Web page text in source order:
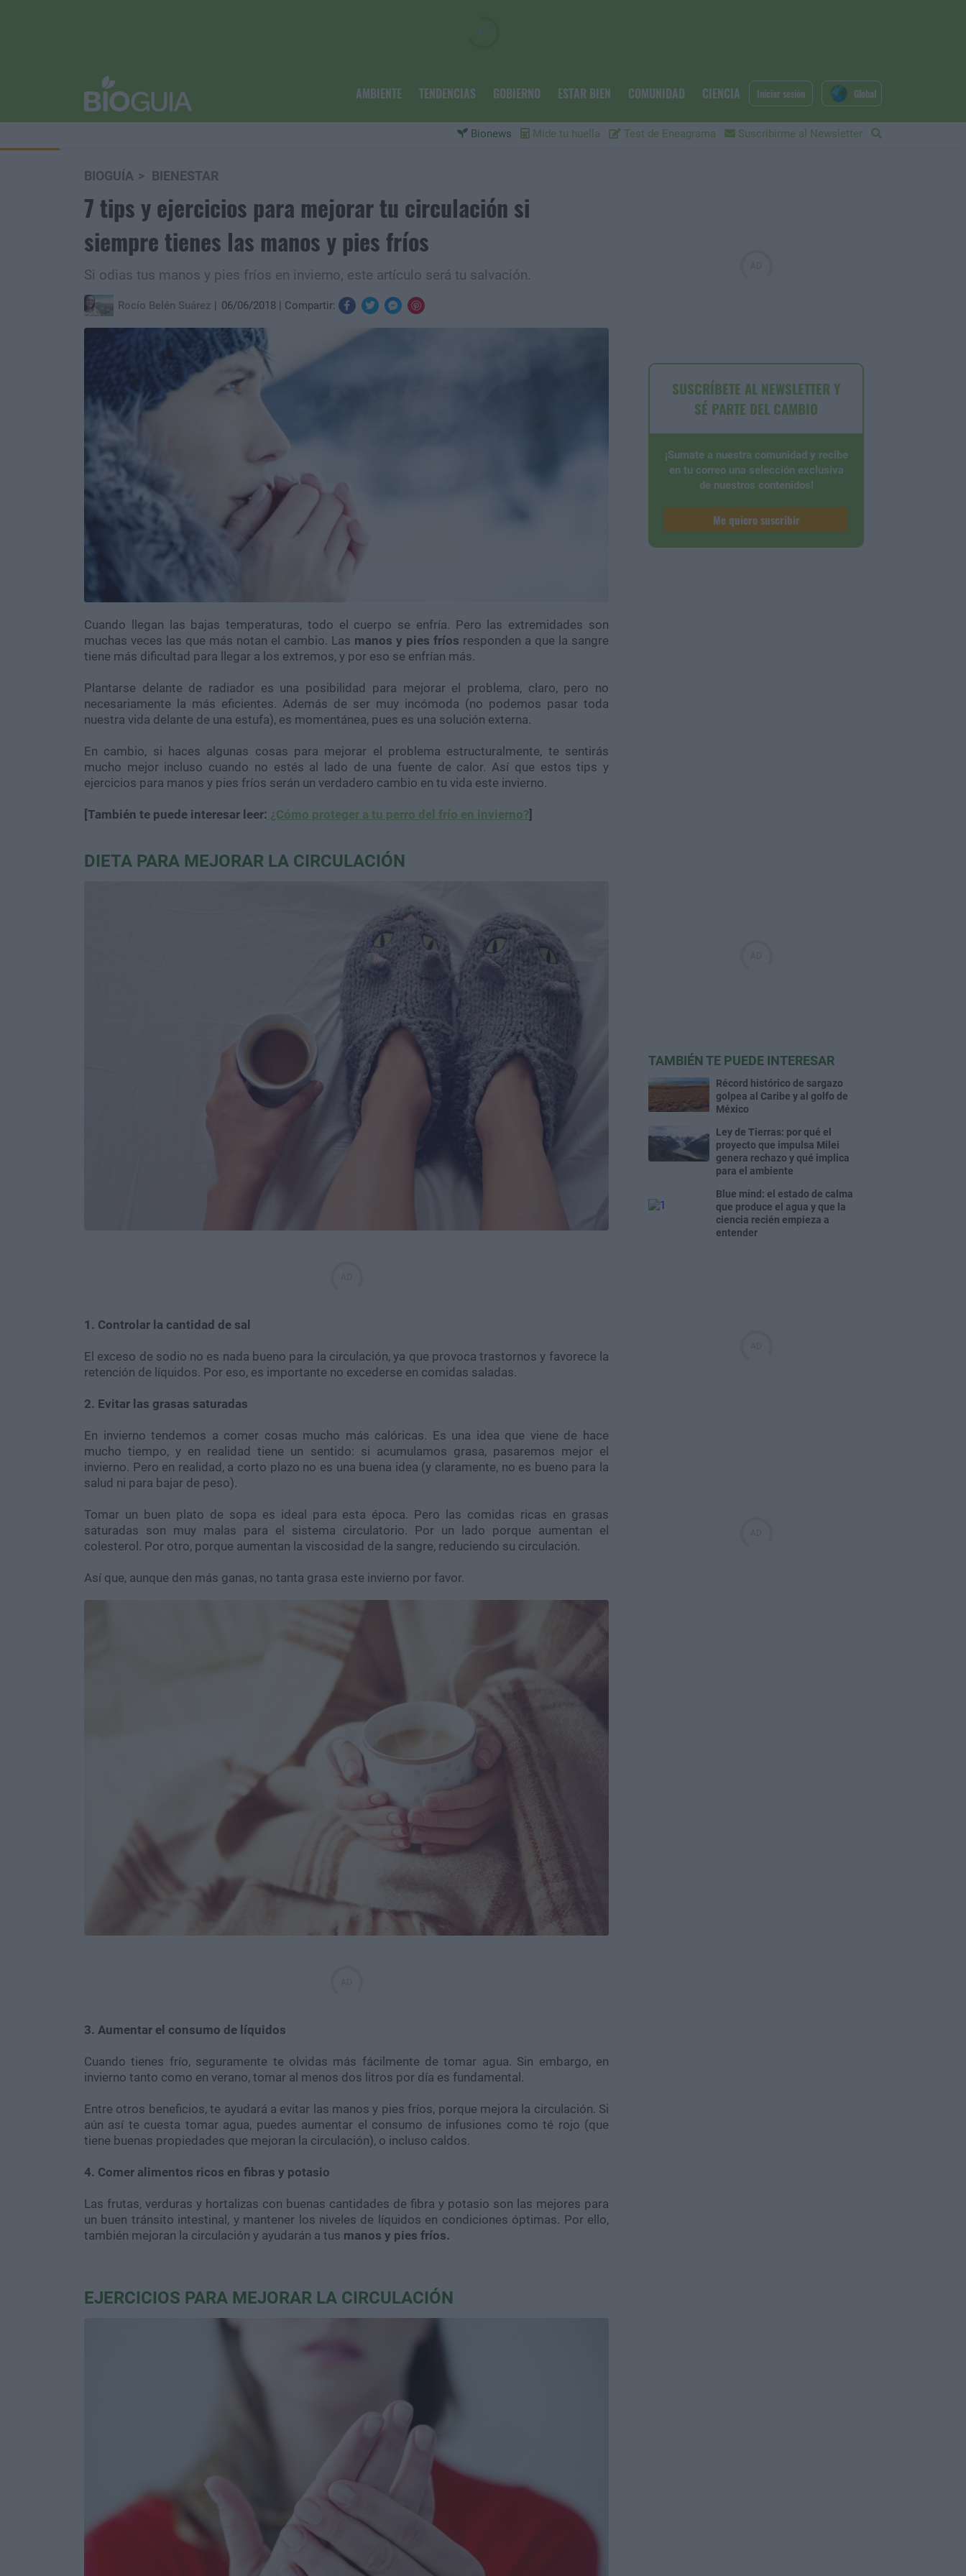
AMBIENTE TENDENCIAS GOBIERNO ESTAR BIEN COMUNIDAD CIENCIA
Bionews Mide tu huella Test de Eneagrama Suscribirme al Newsletter
Iniciar sesión Global
BIOGUÍA BIENESTAR
7 tips y ejercicios para mejorar tu circulación si
siempre tienes las manos y pies fríos
Si odias tus manos y pies fríos en invierno, este artículo será tu salvación.
Rocío Belén Suárez 06/06/2018 Compartir:
Cuando llegan las bajas temperaturas, todo el cuerpo se enfría. Pero las extremidades son
muchas veces las que más notan el cambio. Las manos y pies fríos responden a que la sangre
tiene más dificultad para llegar a los extremos, y por eso se enfrían más.
Plantarse delante de radiador es una posibilidad para mejorar el problema, claro, pero no
necesariamente la más eficientes. Además de ser muy incómoda (no podemos pasar toda
nuestra vida delante de una estufa), es momentánea, pues es una solución externa.
En cambio, si haces algunas cosas para mejorar el problema estructuralmente, te sentirás
mucho mejor incluso cuando no estés al lado de una fuente de calor. Así que estos tips y
ejercicios para manos y pies fríos serán un verdadero cambio en tu vida este invierno.
[También te puede interesar leer: ¿Cómo proteger a tu perro del frío en invierno?]
DIETA PARA MEJORAR LA CIRCULACIÓN
1. Controlar la cantidad de sal
El exceso de sodio no es nada bueno para la circulación, ya que provoca trastornos y favorece la
retención de líquidos. Por eso, es importante no excederse en comidas saladas.
2. Evitar las grasas saturadas
En invierno tendemos a comer cosas mucho más calóricas. Es una idea que viene de hace
mucho tiempo, y en realidad tiene un sentido: si acumulamos grasa, pasaremos mejor el
invierno. Pero en realidad, a corto plazo no es una buena idea (y claramente, no es bueno para la
salud ni para bajar de peso).
Tomar un buen plato de sopa es ideal para esta época. Pero las comidas ricas en grasas
saturadas son muy malas para el sistema circulatorio. Por un lado porque aumentan el
colesterol. Por otro, porque aumentan la viscosidad de la sangre, reduciendo su circulación.
Así que, aunque den más ganas, no tanta grasa este invierno por favor.
3. Aumentar el consumo de líquidos
Cuando tienes frío, seguramente te olvidas más fácilmente de tomar agua. Sin embargo, en
invierno tanto como en verano, tomar al menos dos litros por día es fundamental.
Entre otros beneficios, te ayudará a evitar las manos y pies fríos, porque mejora la circulación. Si
aún así te cuesta tomar agua, puedes aumentar el consumo de infusiones como té rojo (que
tiene buenas propiedades que mejoran la circulación), o incluso caldos.
4. Comer alimentos ricos en fibras y potasio
Las frutas, verduras y hortalizas con buenas cantidades de fibra y potasio son las mejores para
un buen tránsito intestinal, y mantener los niveles de líquidos en condiciones óptimas. Por ello,
también mejoran la circulación y ayudarán a tus manos y pies fríos.
EJERCICIOS PARA MEJORAR LA CIRCULACIÓN
SUSCRÍBETE AL NEWSLETTER Y
SÉ PARTE DEL CAMBIO
¡Sumate a nuestra comunidad y recibe
en tu correo una selección exclusiva
de nuestros contenidos!
Me quiero suscribir
TAMBIÉN TE PUEDE INTERESAR
Récord histórico de sargazo
golpea al Caribe y al golfo de
México
Ley de Tierras: por qué el
proyecto que impulsa Milei
genera rechazo y qué implica
para el ambiente
Blue mind: el estado de calma
que produce el agua y que la
ciencia recién empieza a
entender